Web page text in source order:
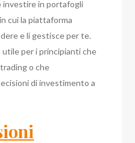
investire in portafogli
cui la piattaforma
e li gestisce per te.
per i principianti che
o che
di investimento a